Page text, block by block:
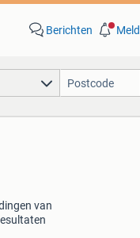
Berichten
van